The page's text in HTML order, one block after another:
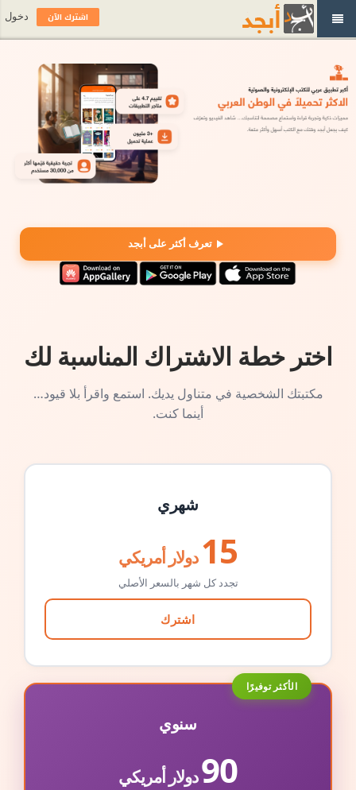
تعرف أكثر على أبجد
اختر خطة الاشتراك المناسبة لك
مكتبتك الشخصية في متناول يديك. استمع واقرأ بلا قيود…
أينما كنت.
شهري
15 دولار أمريكي
تجدد كل شهر بالسعر الأصلي
اشترك
الأكثر توفيرًا
سنوي
90دولار أمريكي
اشترك الآن دخول